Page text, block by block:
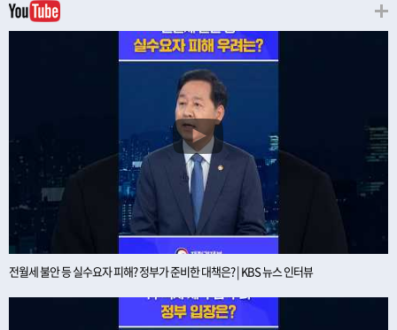
전월세 불안 등 실수요자 피해? 정부가 준비한 대책은? | KBS 뉴스 인터뷰